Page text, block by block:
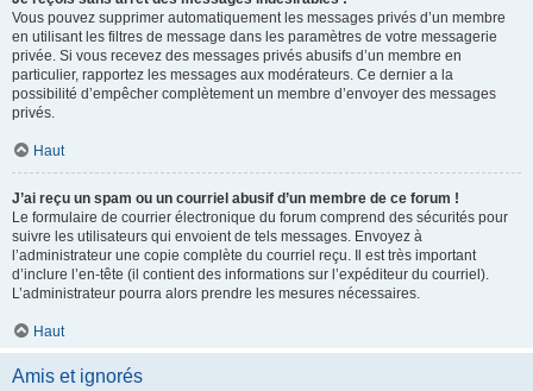
Vous pouvez supprimer automatiquement les messages privés d’un membre
en utilisant les filtres de message dans les paramètres de votre messagerie
privée. Si vous recevez des messages privés abusifs d’un membre en
particulier, rapportez les messages aux modérateurs. Ce dernier a la
possibilité d’empêcher complètement un membre d’envoyer des messages
privés.
Haut
J’ai reçu un spam ou un courriel abusif d’un membre de ce forum !
Le formulaire de courrier électronique du forum comprend des sécurités pour
suivre les utilisateurs qui envoient de tels messages. Envoyez à
l’administrateur une copie complète du courriel reçu. Il est très important
d’inclure l’en-tête (il contient des informations sur l’expéditeur du courriel).
L’administrateur pourra alors prendre les mesures nécessaires.
Haut
Amis et ignorés